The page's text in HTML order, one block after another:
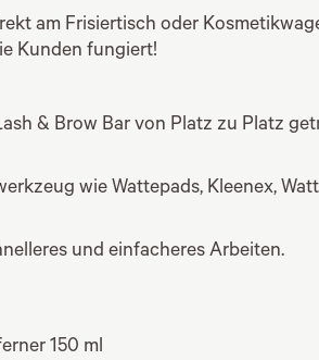
am Frisiertisch oder
Kunden fungiert!
& Brow Bar von Platz zu Platz
wie Wattepads, Kleenex,
und einfacheres Arbeiten.
150 ml